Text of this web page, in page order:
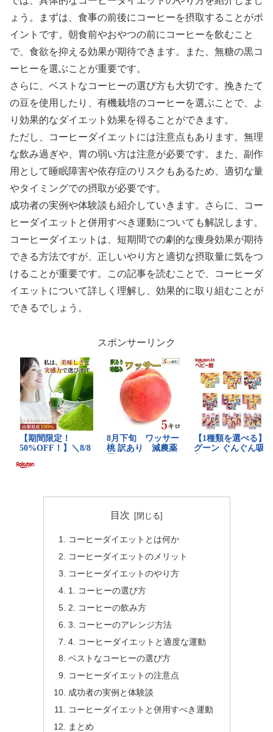
ょう。まずは、食事の前後にコーヒーを摂取することがポ
イントです。朝食前やおやつの前にコーヒーを飲むこと
で、食欲を抑える効果が期待できます。また、無糖の黒コ
ーヒーを選ぶことが重要です。
さらに、ベストなコーヒーの選び方も大切です。挽きたて
の豆を使用したり、有機栽培のコーヒーを選ぶことで、よ
り効果的なダイエット効果を得ることができます。
ただし、コーヒーダイエットには注意点もあります。無理
な飲み過ぎや、胃の弱い方は注意が必要です。また、副作
用として睡眠障害や依存症のリスクもあるため、適切な量
やタイミングでの摂取が必要です。
成功者の実例や体験談も紹介していきます。さらに、コー
ヒーダイエットと併用すべき運動についても解説します。
コーヒーダイエットは、短期間での劇的な痩身効果が期待
できる方法ですが、正しいやり方と適切な摂取量に気をつ
けることが重要です。この記事を読むことで、コーヒーダ
イエットについて詳しく理解し、効果的に取り組むことが
できるでしょう。
スポンサーリンク
目次
コーヒーダイエットとは何か
コーヒーダイエットのメリット
コーヒーダイエットのやり方
1. コーヒーの選び方
2. コーヒーの飲み方
3. コーヒーのアレンジ方法
4. コーヒーダイエットと適度な運動
ベストなコーヒーの選び方
コーヒーダイエットの注意点
成功者の実例と体験談
コーヒーダイエットと併用すべき運動
まとめ